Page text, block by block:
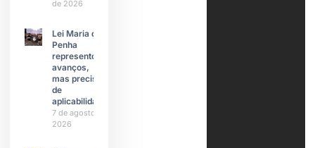
de 2026
Lei Maria da
Penha
representou
avanços,
mas precisa
de
aplicabilidade
7 de agosto de
2026